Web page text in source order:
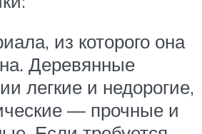
из которого она
Деревянные
легкие и недорогие,
— прочные и